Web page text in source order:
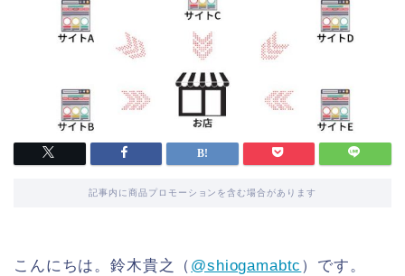
記事内に商品プロモーションを含む場合があります
こんにちは。鈴木貴之（ @shiogamabtc ）です。